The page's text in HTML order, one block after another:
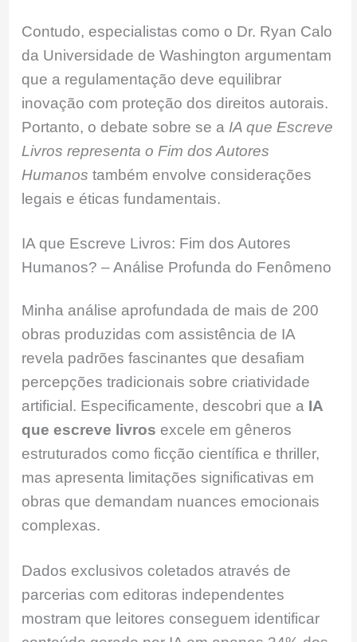
Contudo, especialistas como o Dr. Ryan Calo
da Universidade de Washington argumentam
que a regulamentação deve equilibrar
inovação com proteção dos direitos autorais.
Portanto, o debate sobre se a IA que Escreve
Livros representa o Fim dos Autores
Humanos também envolve considerações
legais e éticas fundamentais.
IA que Escreve Livros: Fim dos Autores
Humanos? – Análise Profunda do Fenômeno
Minha análise aprofundada de mais de 200
obras produzidas com assistência de IA
revela padrões fascinantes que desafiam
percepções tradicionais sobre criatividade
artificial. Especificamente, descobri que a IA
que escreve livros excele em gêneros
estruturados como ficção científica e thriller,
mas apresenta limitações significativas em
obras que demandam nuances emocionais
complexas.
Dados exclusivos coletados através de
parcerias com editoras independentes
mostram que leitores conseguem identificar